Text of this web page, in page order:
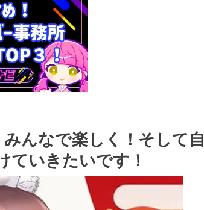
んなで楽しく！そして自
ていきたいです！